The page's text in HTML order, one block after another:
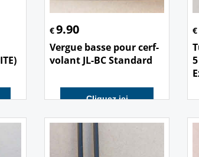
€9.90
Vergue basse pour cerf-
€